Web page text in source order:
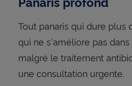
Tout panaris qui dure plus
qui ne s'améliore pas
malgré le traitement
une consultation urgente.